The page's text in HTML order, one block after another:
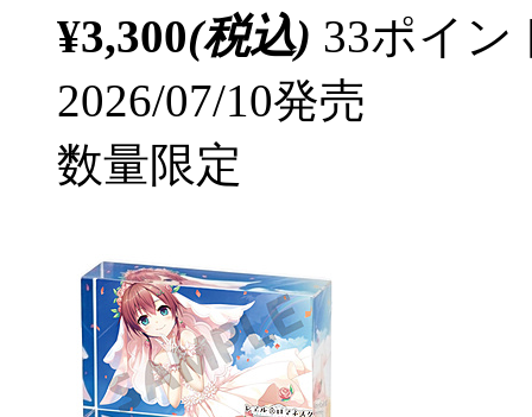
¥3,300(税込) 33ポイ
2026/07/10発売
数量限定